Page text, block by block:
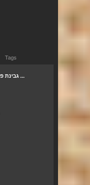
Tags
גבינת פטה שקדים טבעונית אפויה ...